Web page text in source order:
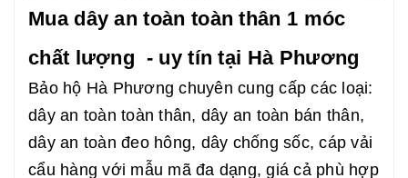
Mua dây an toàn toàn thân 1 móc
chất lượng - uy tín tại Hà Phương
Bảo hộ Hà Phương chuyên cung cấp các loại:
dây an toàn toàn thân, dây an toàn bán thân,
dây an toàn đeo hông, dây chống sốc, cáp vải
cẩu hàng với mẫu mã đa dạng, giá cả phù hợp